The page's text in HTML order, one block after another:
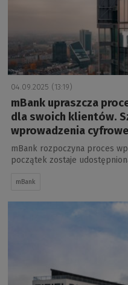
04.09.2025 (13:19)
mBank upraszcza
dla swoich klientów.
wprowadzenia
mBank rozpoczyna proces
początek zostaje
mBank
a